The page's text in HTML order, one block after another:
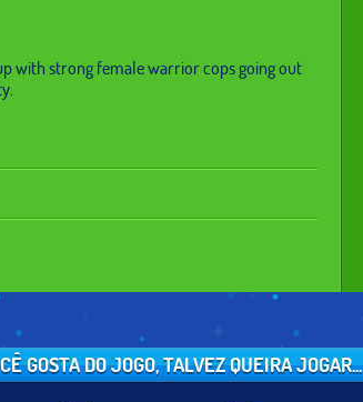
with strong female warrior cops going out
GOSTA DO JOGO, TALVEZ QUEIRA JOGAR...